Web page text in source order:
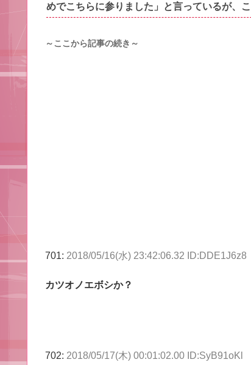
めでこちらに参りました」と言っているが、
～ここから記事の続き～
701: 2018/05/16(水) 23:42:06.32 ID:DDE1J6z8
カツオノエボシか？
702: 2018/05/17(木) 00:01:02.00 ID:SyB91oKl